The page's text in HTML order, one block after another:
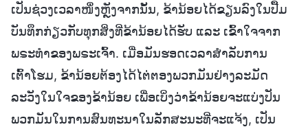
ເປັນຊ່ວງເວລາໜຶ່ງຫຼັງຈາກນັ້ນ, ຂ້ານ້ອຍໄດ້ຂຽນລົງໃນປື້ມ
ບັນທຶກກ່ຽວກັບທຸກສິ່ງທີ່ຂ້ານ້ອຍໄດ້ຮັບ ແລະ ເຂົ້າໃຈຈາກ
ພຣະທຳຂອງພຣະເຈົ້າ. ເມື່ອມັນຮອດເວລາສຳລັບການ
ເຕົ້າໂຮມ, ຂ້ານ້ອຍຕ້ອງໄດ້ໄຕ່ຕອງພວກມັນຢ່າງລະມັດ
ລະວັງໃນໃຈຂອງຂ້ານ້ອຍ ເພື່ອເບິ່ງວ່າຂ້ານ້ອຍຈະແບ່ງປັນ
ພວກມັນໃນການສົນທະນາໃນລັກສະນະທີ່ຈະແຈ້ງ, ເປັນ